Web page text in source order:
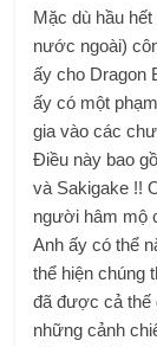
Mặc dù hầu
nước ngoài)
ấy cho Dragon
ấy có một
gia vào các
Điều này bao
và Sakigake !!
người hâm mộ
Anh ấy có thể
thể hiện chúng
đã được cả thế
những cảnh